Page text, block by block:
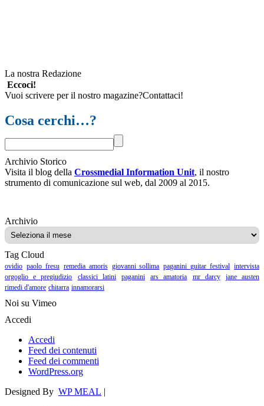
La nostra Redazione
Eccoci!
Vuoi scrivere per il nostro magazine?Contattaci!
Cosa cerchi…?
Archivio Storico
Visita il blog della Crossmedial Information Unit, il nostro
strumento di comunicazione sul web, dal 2009 al 2015.
ArchivioArchivio
Tag Cloud
ovidio paolo fresu remedia amoris giovanni sollima paganini guitar festival intervista
orgoglio e pregiudizio
classici latini paganini ars amatoria mr darcy
jane austen
rimedi d'amore chitarra innamorarsi
Noi su Vimeo
Accedi
Accedi
Feed dei contenuti
Feed dei commenti
WordPress.org
Designed By WP MEAL |